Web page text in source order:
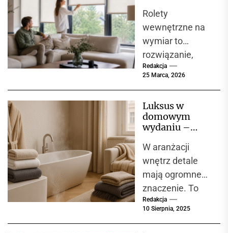
to,...
estetyka i
funkcjonalność
w jednym
rozwiązaniu
Rolety
wewnętrzne na
wymiar to
rozwiązanie,
które zyskuje
zarówno w
domach
jak i w
mieszkaniach,
apartamentach...
Redakcja
25 Marca, 2026
Luksus w
domowym
wydaniu –
domowe
VOSSEN i
tekstylia IBENA
jako synonim
komfortu i
jakości
W aranżacji
wnętrz detale
mają ogromne
znaczenie. To
właśnie one
Redakcja
10 Sierpnia, 2025